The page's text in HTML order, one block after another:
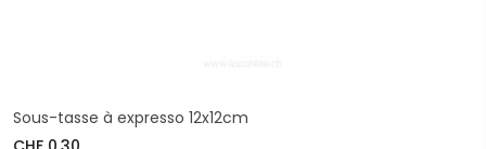
Sous-tasse à expresso 12x12cm